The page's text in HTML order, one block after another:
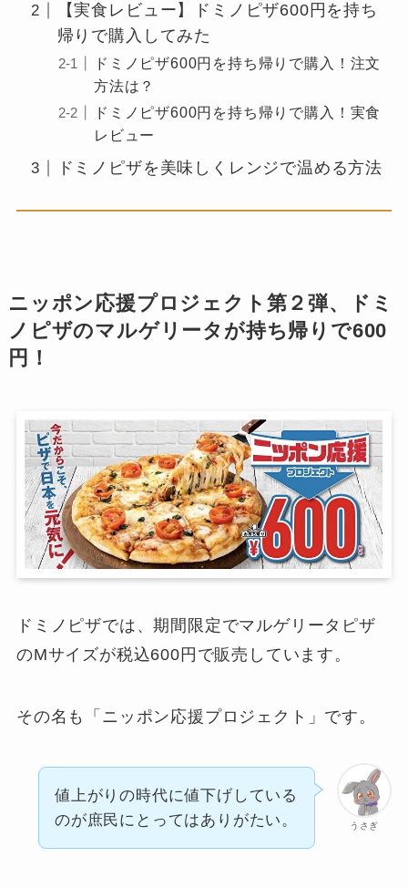
【実食レビュー】ドミノピザ600円を持ち
帰りで購入してみた
ドミノピザ600円を持ち帰りで購入！注文
方法は？
ドミノピザ600円を持ち帰りで購入！実食
レビュー
ドミノピザを美味しくレンジで温める方法
ニッポン応援プロジェクト第２弾、ドミ
ノピザのマルゲリータが持ち帰りで600
円！
ドミノピザでは、期間限定でマルゲリータピザ
のMサイズが税込600円で販売しています。
その名も「ニッポン応援プロジェクト」です。
うさぎ
値上がりの時代に値下げしている
のが庶民にとってはありがたい。